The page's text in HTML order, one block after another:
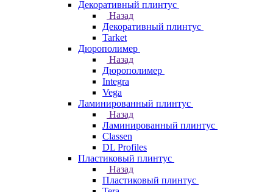
Декоративный плинтус
Назад
Декоративный плинтус
Tarket
Дюрополимер
Назад
Дюрополимер
Integra
Vega
Ламинированный плинтус
Назад
Ламинированный плинтус
Classen
DL Profiles
Пластиковый плинтус
Назад
Пластиковый плинтус